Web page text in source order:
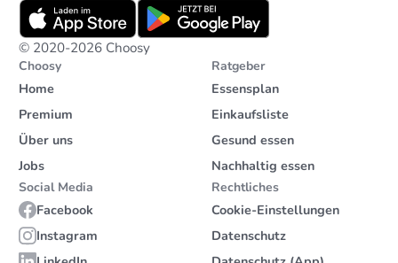
© 2020-2026Choosy
Choosy
Home
Premium
Über uns
Jobs
Ratgeber
Essensplan
Einkaufsliste
Gesund essen
Nachhaltig essen
Social Media
Facebook
Instagram
Rechtliches
Cookie-Einstellungen
Datenschutz